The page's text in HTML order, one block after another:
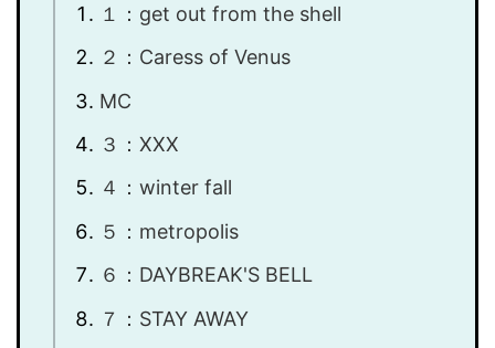
１：get out from the shell
２：Caress of Venus
MC
３：XXX
４：winter fall
５：metropolis
６：DAYBREAK'S BELL
７：STAY AWAY